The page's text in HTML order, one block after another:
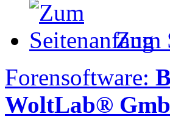
Zum
Forensoftware:
WoltLab®